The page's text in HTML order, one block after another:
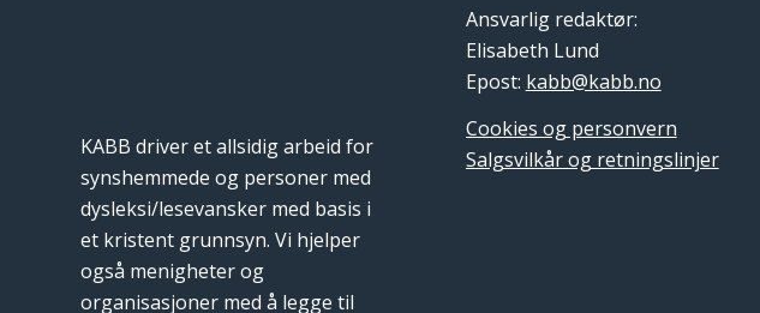
KABB driver et allsidig arbeid for
synshemmede og personer med
dysleksi/lesevansker med basis i
et kristent grunnsyn. Vi hjelper
også menigheter og
organisasjoner med å legge til
Ansvarlig redaktør:
Elisabeth Lund
Epost: kabb@kabb.no
Cookies og personvern
Salgsvilkår og retningslinjer